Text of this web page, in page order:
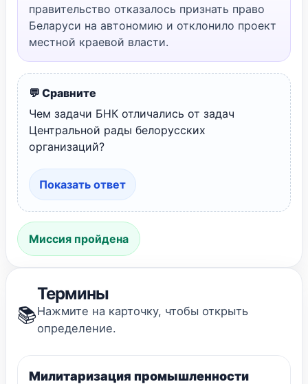
правительство отказалось признать право
Беларуси на автономию и отклонило проект
местной краевой власти.
💬 Сравните
Чем задачи БНК отличались от задач
Центральной рады белорусских
организаций?
Показать ответ
Миссия пройдена
📚
Термины
Нажмите на карточку, чтобы открыть
определение.
Милитаризация промышленности